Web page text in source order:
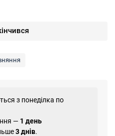
з понеділка по
— 1 день
3 днів.